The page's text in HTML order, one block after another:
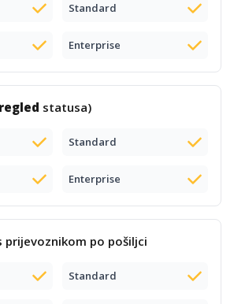
Standard
Enterprise
statusa)
Standard
Enterprise
prijevoznikom po pošiljci
Standard